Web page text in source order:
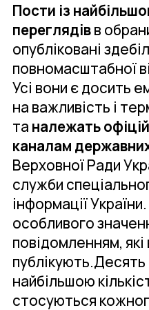
Пости із
переглядівв
опубліковані
повномасштабної
Усі вони є досить
на важливість і
та належать
каналам
Верховної Ради
служби
інформації
особливого
повідомленням, які
публікують.Десять
найбільшою
стосуються